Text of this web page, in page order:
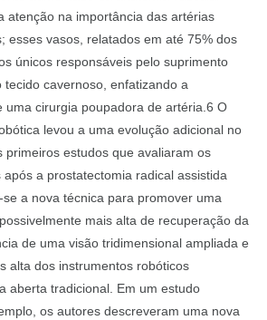
atenção na importância das artérias
esses vasos, relatados em até 75% dos
únicos responsáveis pelo suprimento
cavernoso, enfatizando a
uma cirurgia poupadora de artéria.6 O
levou a uma evolução adicional no
primeiros estudos que avaliaram os
após a prostatectomia radical assistida
a nova técnica para promover uma
mais alta de recuperação da
de uma visão tridimensional ampliada e
alta dos instrumentos robóticos
aberta tradicional. Em um estudo
os autores descreveram uma nova